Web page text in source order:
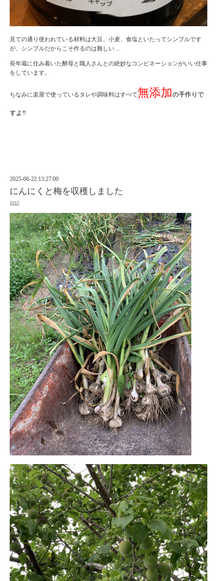
見ての通り使われている材料は大豆、小麦、食塩といたってシンプルです
が、シンプルだからこそ作るのは難しい…
長年蔵に住み着いた酵母と職人さんとの絶妙なコンビネーションがいい仕事
をしています。
ちなみに楽屋で使っているタレや調味料はすべて無添加の手作りで
すよ‼
2025-06-22 13:27:00
にんにくと梅を収穫しました
日記